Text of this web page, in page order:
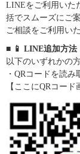
LINEをご利用いた
括でスムーズにご
ご相談をご利用い
■ 📱 LINE追加方法
以下のいずれかの
・QRコードを読み
【ここにQRコード